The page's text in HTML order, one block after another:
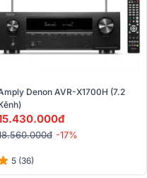
Denon AVR-X1700H (7.2
-17%
5 (36)